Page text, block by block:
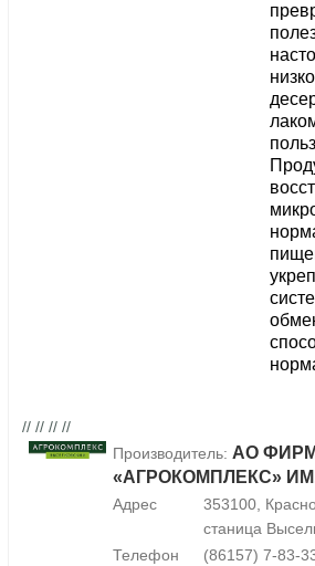
// // // //
Производитель: АО
«АГРОКОМПЛЕКС»
Адрес
353100,
станица
Телефон
(86157) 7-83-